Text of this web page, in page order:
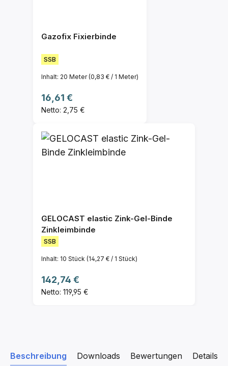
Gazofix Fixierbinde
SSB
Inhalt: 20 Meter(0,83 € / 1 Meter)
Regulärer Preis:
16,61 €
Netto: 2,75 €
GELOCAST elastic Zink-Gel-Binde
Zinkleimbinde
SSB
Inhalt: 10 Stück (14,27 € / 1 Stück)
Regulärer Preis:
142,74 €
Netto: 119,95 €
Beschreibung Downloads Details
Bewertungen